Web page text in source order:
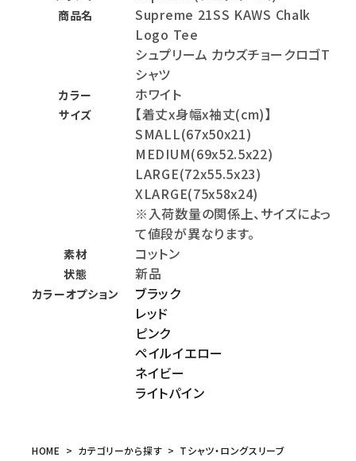
商品名
Supreme 21SS KAWS Chalk
Logo Tee
シュプリーム カウズチョークロゴT
シャツ
カラー ホワイト
サイズ
【着丈x身幅x袖丈(cm)】
SMALL(67x50x21)
MEDIUM(69x52.5x22)
LARGE(72x55.5x23)
XLARGE(75x58x24)
※入荷数量の関係上、サイズによっ
て値段が異なります。
素材 コットン
状態 新品
カラーオプション
ブラック
レッド
ピンク
ペイルイエロー
ネイビー
ライトパイン
HOME カテゴリーから探す
Tシャツ・ロングスリーブ